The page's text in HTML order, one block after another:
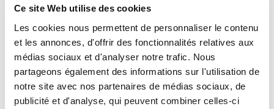
Ce site Web utilise des cookies
Les cookies nous permettent de personnaliser le contenu
et les annonces, d'offrir des fonctionnalités relatives aux
médias sociaux et d'analyser notre trafic. Nous
partageons également des informations sur l'utilisation de
notre site avec nos partenaires de médias sociaux, de
publicité et d'analyse, qui peuvent combiner celles-ci
contrat d’alternance chez Dentsu.
Les mots de Christain Coquart, responsable
RSE chez Dentsu :
« Ils nous faut des gens différents pour faire la
différence. C’est chez Oreegami que l’on va les